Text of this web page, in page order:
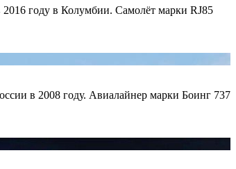
2016 году в Колумбии. Самолёт марки RJ85
в 2008 году. Авиалайнер марки Боинг 737